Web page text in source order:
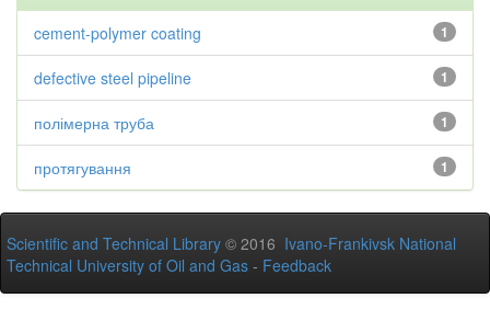
1
cement-polymer coating
1
defective steel pipeline
1
полімерна труба
1
протягування
Scientific and Technical Library © 2016 Ivano-Frankivsk National
Technical University of Oil and Gas - Feedback